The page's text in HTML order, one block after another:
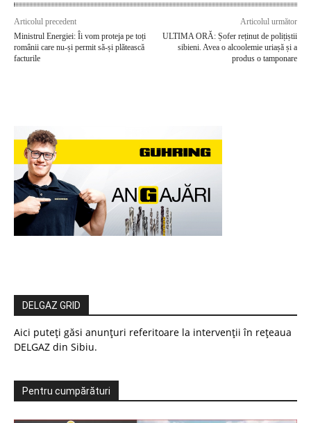
Articolul precedent
Ministrul Energiei: Îi vom proteja pe toți
românii care nu-și permit să-și plătească
facturile
Articolul următor
ULTIMA ORĂ: Șofer reținut de polițiștii
sibieni. Avea o alcoolemie uriașă și a
produs o tamponare
DELGAZ GRID
Aici puteți găsi anunțuri referitoare la intervenții în rețeaua
DELGAZ din Sibiu.
Pentru cumpărături